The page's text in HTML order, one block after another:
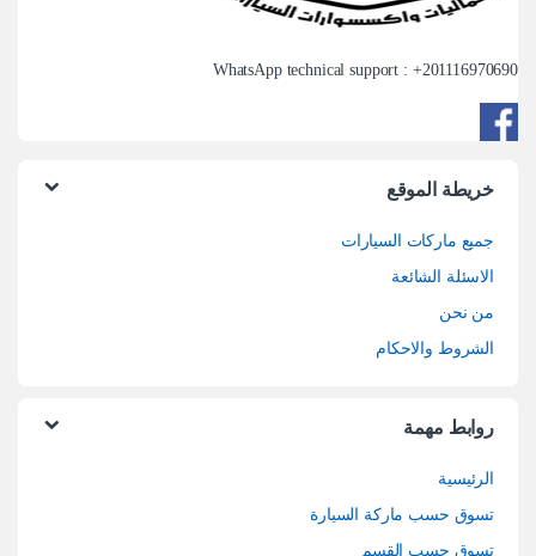
WhatsApp technical support : +201116970690
خريطة الموقع
جميع ماركات السيارات
الاسئلة الشائعة
من نحن
الشروط والاحكام
روابط مهمة
الرئيسية
تسوق حسب ماركة السيارة
تسوق حسب القسم